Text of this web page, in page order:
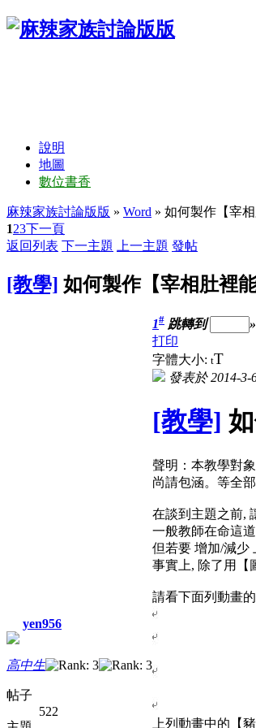
說明
地圖
數位書香
麻辣家族討論版版 » Word » 如何製作【宰
123下一頁
返回列表 下一主題 上一主題 發帖
[教學] 如何製作【宰相肚裡
yen956
高中生
帖子
522
1# 跳轉到 »
打印
字體大小: tT
發表於 2014-3-
[教學]
聲明：本教學對
尚請包涵。等全
在談到主題之前,
一般教師在命這
但若要 增加/減少
事實上, 除了用【
請看下面列動畫的
上列動畫中的【